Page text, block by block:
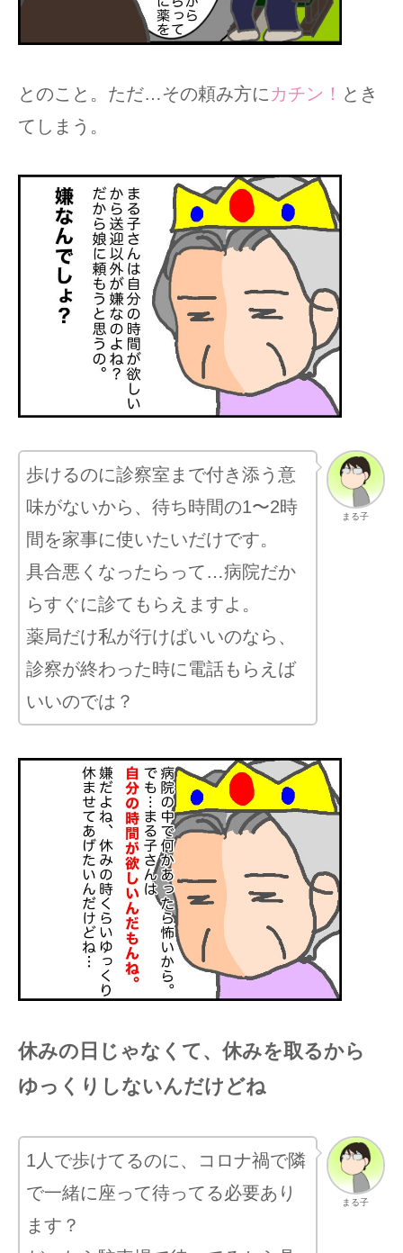
とのこと。ただ…その頼み方に カチン！ とき
てしまう。
まる子
歩けるのに診察室まで付き添う意
味がないから、待ち時間の1〜2時
間を家事に使いたいだけです。
具合悪くなったらって…病院だか
らすぐに診てもらえますよ。
薬局だけ私が行けばいいのなら、
診察が終わった時に電話もらえば
いいのでは？
休みの日じゃなくて、休みを取るから
ゆっくりしないんだけどね
まる子
1人で歩けてるのに、コロナ禍で隣
で一緒に座って待ってる必要あり
ます？